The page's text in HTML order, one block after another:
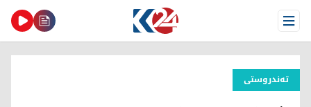
Open Menu
تەندروستی